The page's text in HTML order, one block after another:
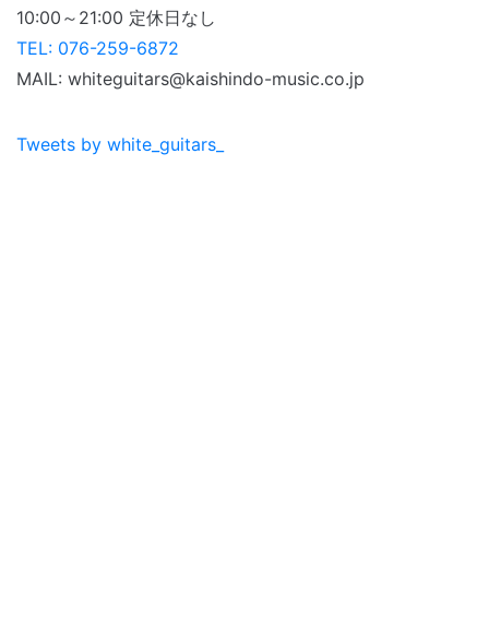
10:00～21:00 定休日なし
TEL: 076-259-6872
MAIL: whiteguitars@kaishindo-music.co.jp
Tweets by white_guitars_